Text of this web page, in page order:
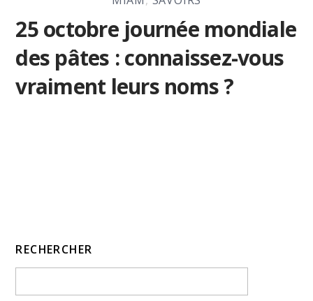
25 octobre journée mondiale
des pâtes : connaissez-vous
vraiment leurs noms ?
RECHERCHER